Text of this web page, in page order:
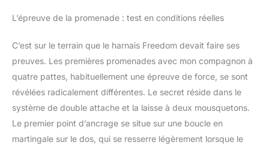
mâchée. Nous
chiens aiment explorer
avec leurs dents. C'est la
raison pour laquelle le
meilleur harnais pour
chien de 2 Hounds
Design peut être mâché.
Taille de harnais
appropriée : pour un
L’épreuve de la promenade : test en conditions réelles
C’est sur le terrain que le harnais Freedom devait faire ses
preuves. Les premières promenades avec mon compagnon à
quatre pattes, habituellement une épreuve de force, se sont
révélées radicalement différentes. Le secret réside dans le
système de double attache et la laisse à deux mousquetons.
Le premier point d’ancrage se situe sur une boucle en
martingale sur le dos, qui se resserre légèrement lorsque le